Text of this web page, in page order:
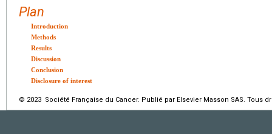
Plan
Introduction
Methods
Results
Discussion
Conclusion
Disclosure of interest
© 2023 Société Française du Cancer. Publié par Elsevier Masson SAS. Tous